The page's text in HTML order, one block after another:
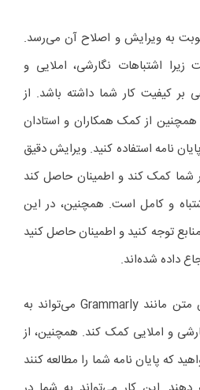
به ویرایش و اصلاح آن می‌رسد.
اشتباهات نگارشی، املایی و
بر کیفیت کار شما داشته باشد. از
همچنین از کمک همکاران و استادان
نامه استفاده کنید. ویرایش دقیق
شما کمک کند و اطمینان حاصل کند
و کامل است. همچنین، در این
توجه کنید و اطمینان حاصل کنید
داده شده‌اند.
استفاده از ابزارهای ویرایش متن مانند Grammarly می‌تواند به
و املایی کمک کند. همچنین، از
که پایان نامه شما را مطالعه کنند